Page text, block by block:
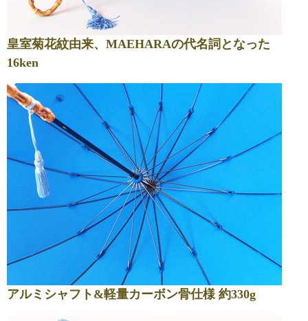
皇室菊花紋由来、MAEHARAの代名詞となった
16ken
アルミシャフト&軽量カーボン骨仕様 約330g